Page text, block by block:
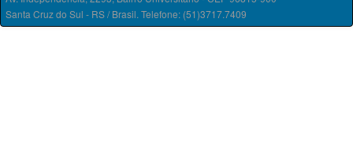
Santa Cruz do Sul - RS / Brasil. Telefone: (51)3717.7409